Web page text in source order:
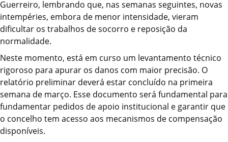
Guerreiro, lembrando que, nas semanas seguintes, novas
intempéries, embora de menor intensidade, vieram
dificultar os trabalhos de socorro e reposição da
normalidade.
Neste momento, está em curso um levantamento técnico
rigoroso para apurar os danos com maior precisão. O
relatório preliminar deverá estar concluído na primeira
semana de março. Esse documento será fundamental para
fundamentar pedidos de apoio institucional e garantir que
o concelho tem acesso aos mecanismos de compensação
disponíveis.